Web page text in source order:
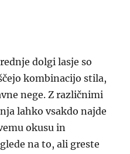
dolgi lasje so
kombinacijo stila,
nege. Z različnimi
lahko vsakdo najde
okusu in
na to, ali greste